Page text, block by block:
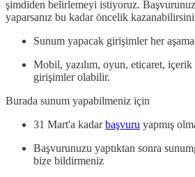
şimdiden belirlemeyi istiyoruz.
yaparsanız bu kadar öncelik
Sunum yapacak girişimler her
Mobil, yazılım, oyun, eticaret,
girişimler olabilir.
Burada sunum yapabilmeniz için
31 Mart'a kadarbaşvuru yapmış
Başvurunuzu yaptıktan sonra
bize bildirmeniz